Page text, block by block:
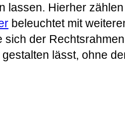
Hierher
beleuchtet mit
der
lässt, ohne